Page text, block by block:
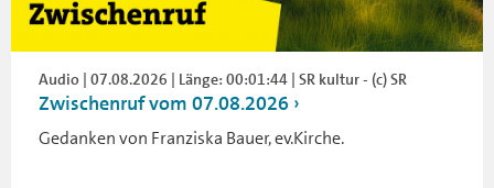
Audio | 07.08.2026 | Länge: 00:01:44 | SR kultur - (c) SR
Zwischenruf vom 07.08.2026
Gedanken von Franziska Bauer, ev.Kirche.